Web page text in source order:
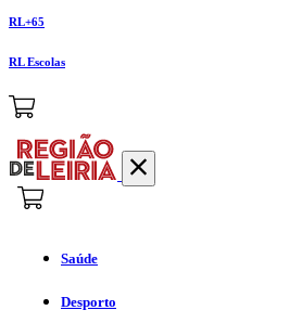
RL+65
RL Escolas
Saúde
Desporto